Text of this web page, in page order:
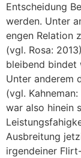
Entscheidung
werden. Unter
engen Relation
(vgl. Rosa:
bleibend bindet
Unter anderem
(vgl.
war also hinein
Ausbreitung
irgendeiner